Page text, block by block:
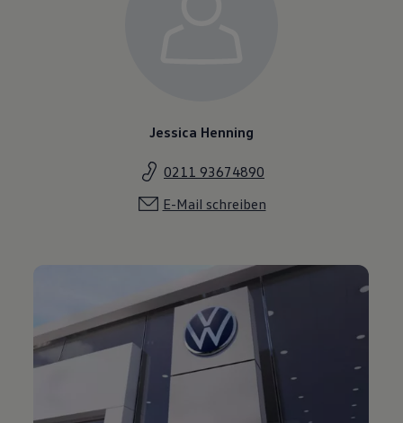
Jessica Henning
0211 93674890
E-Mail schreiben